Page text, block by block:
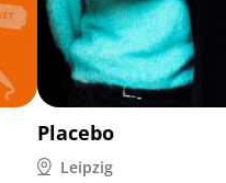
Placebo
Leipzig